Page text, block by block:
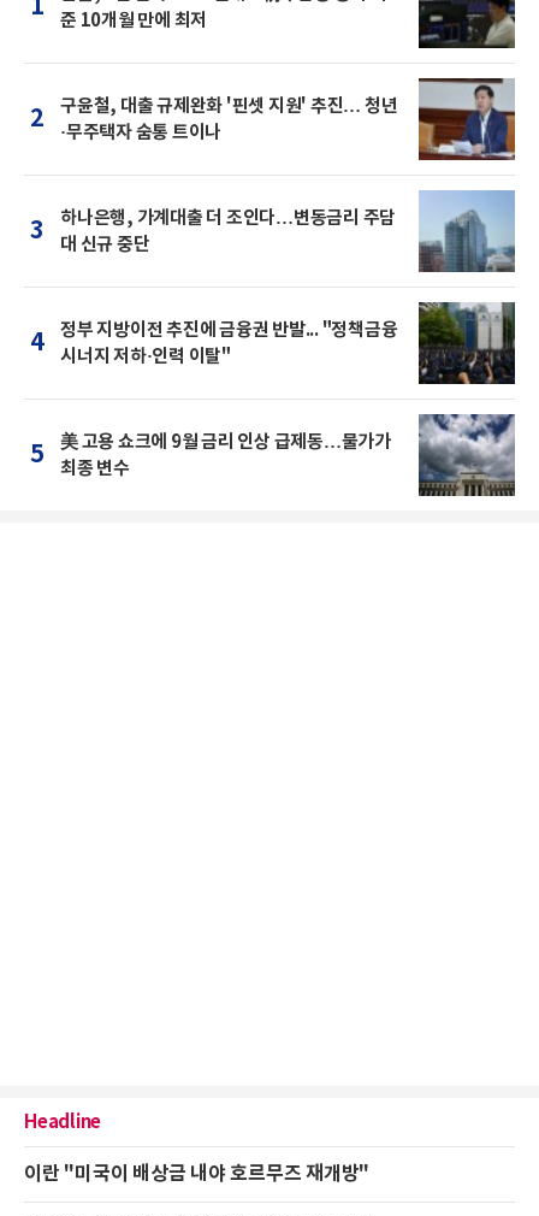
1
준 10개월 만에 최저
2
구윤철, 대출 규제완화 '핀셋 지원' 추진… 청년
·무주택자 숨통 트이나
3
하나은행, 가계대출 더 조인다…변동금리 주담
대 신규 중단
4
정부 지방이전 추진에 금융권 반발... "정책금융
시너지 저하·인력 이탈"
5
美 고용 쇼크에 9월 금리 인상 급제동…물가가
최종 변수
Headline
이란 "미국이 배상금 내야 호르무즈 재개방"